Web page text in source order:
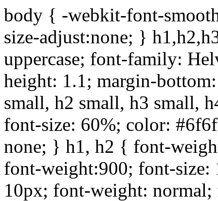
body { -webkit-font-
size-adjust:none; }
uppercase; font-family:
height: 1.1; margin-
small, h2 small, h3 small,
font-size: 60%; color:
none; } h1, h2 { font-
font-weight:900; font-
10px; font-weight: